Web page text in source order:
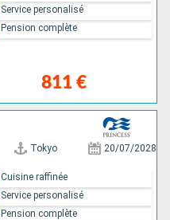
811 €
Service personalisé
Pension complète
Tokyo 20/07/2028
Cuisine raffinée
Service personalisé
Pension complète